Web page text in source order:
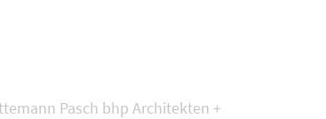
Pasch bhp Architekten +